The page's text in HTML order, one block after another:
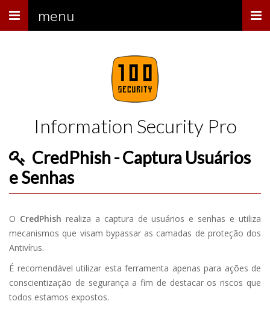
Menu menu
Information Security Pro
CredPhish - Captura Usuários
e Senhas
O CredPhish realiza a captura de usuários e senhas e utiliza
mecanismos que visam bypassar as camadas de proteção dos
Antivírus.
É recomendável utilizar esta ferramenta apenas para ações de
conscientização de segurança a fim de destacar os riscos que
todos estamos expostos.